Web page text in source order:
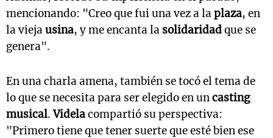
mencionando: "Creo que fui una vez a laplaza, en
la viejausina, y me encanta la solidaridadque se
genera".
En una charla amena, también se tocó el tema de
lo que se necesita para ser elegido en uncasting
musical.Videlacompartió su perspectiva:
"Primero tiene que tener suerte que esté bien ese